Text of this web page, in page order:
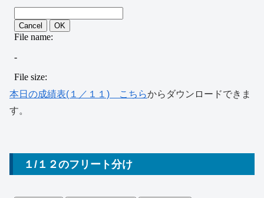
本日の成績表(１／１１) こちらからダウンロードできま
す。
１/１２のフリート分け